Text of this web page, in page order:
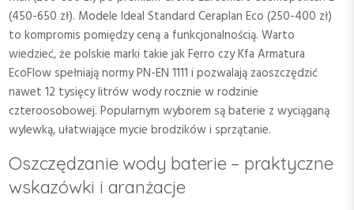
(450-650 zł). Modele Ideal Standard Ceraplan Eco (250-400 zł)
to kompromis pomiędzy ceną a funkcjonalnością. Warto
wiedzieć, że polskie marki takie jak Ferro czy Kfa Armatura
EcoFlow spełniają normy PN-EN 1111 i pozwalają zaoszczędzić
nawet 12 tysięcy litrów wody rocznie w rodzinie
czteroosobowej. Popularnym wyborem są baterie z wyciąganą
wylewką, ułatwiające mycie brodzików i sprzątanie.
Oszczędzanie wody baterie – praktyczne
wskazówki i aranżacje